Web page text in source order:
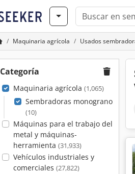
Maquinaria agrícola Usados
Categoría
Maquinaria agrícola (1,065)
Sembradoras monograno
(10)
Máquinas para el trabajo del
metal y máquinas-
herramienta (31,933)
Vehículos industriales y
comerciales (27,822)